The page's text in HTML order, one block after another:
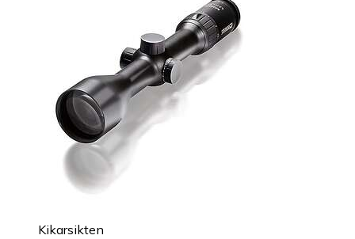
Kikarsikten